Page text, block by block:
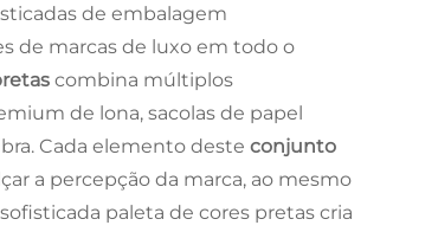
de embalagem
de marcas de luxo em todo o
combina múltiplos
de lona, sacolas de papel
Cada elemento deste conjunto
a percepção da marca, ao mesmo
paleta de cores pretas cria